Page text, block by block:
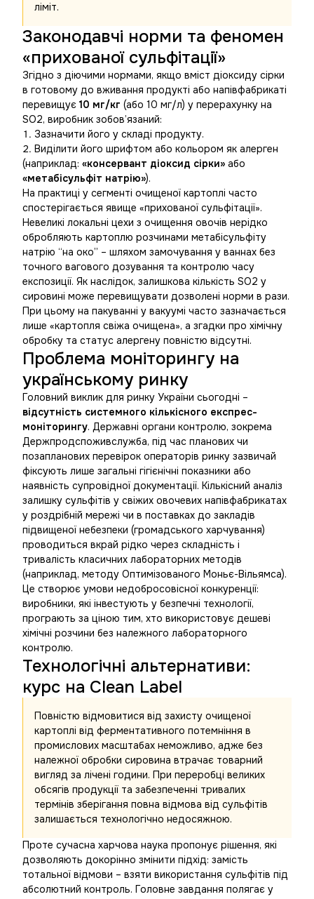
ліміт.
Законодавчі норми та феномен
«прихованої сульфітації»
Згідно з діючими нормами, якщо вміст діоксиду сірки
в готовому до вживання продукті або напівфабрикаті
перевищує 10 мг/кг (або 10 мг/л) у перерахунку на
SO2, виробник зобов’язаний:
Зазначити його у складі продукту.
Виділити його шрифтом або кольором як алерген
(наприклад: «консервант діоксид сірки» або
«метабісульфіт натрію»).
На практиці у сегменті очищеної картоплі часто
спостерігається явище «прихованої сульфітації».
Невеликі локальні цехи з очищення овочів нерідко
обробляють картоплю розчинами метабісульфіту
натрію “на око” – шляхом замочування у ваннах без
точного вагового дозування та контролю часу
експозиції. Як наслідок, залишкова кількість SO2 у
сировині може перевищувати дозволені норми в рази.
При цьому на пакуванні у вакуумі часто зазначається
лише «картопля свіжа очищена», а згадки про хімічну
обробку та статус алергену повністю відсутні.
Проблема моніторингу на
українському ринку
Головний виклик для ринку України сьогодні –
відсутність системного кількісного експрес-
моніторингу. Державні органи контролю, зокрема
Держпродспоживслужба, під час планових чи
позапланових перевірок операторів ринку зазвичай
фіксують лише загальні гігієнічні показники або
наявність супровідної документації. Кількісний аналіз
залишку сульфітів у свіжих овочевих напівфабрикатах
у роздрібній мережі чи в поставках до закладів
підвищеної небезпеки (громадського харчування)
проводиться вкрай рідко через складність і
тривалість класичних лабораторних методів
(наприклад, методу Оптимізованого Моньє-Вільямса).
Це створює умови недобросовісної конкуренції:
виробники, які інвестують у безпечні технології,
програють за ціною тим, хто використовує дешеві
хімічні розчини без належного лабораторного
контролю.
Технологічні альтернативи:
курс на Clean Label
Повністю відмовитися від захисту очищеної
картоплі від ферментативного потемніння в
промислових масштабах неможливо, адже без
належної обробки сировина втрачає товарний
вигляд за лічені години. При переробці великих
обсягів продукції та забезпеченні тривалих
термінів зберігання повна відмова від сульфітів
залишається технологічно недосяжною.
Проте сучасна харчова наука пропонує рішення, які
дозволяють докорінно змінити підхід: замість
тотальної відмови – взяти використання сульфітів під
абсолютний контроль. Головне завдання полягає у